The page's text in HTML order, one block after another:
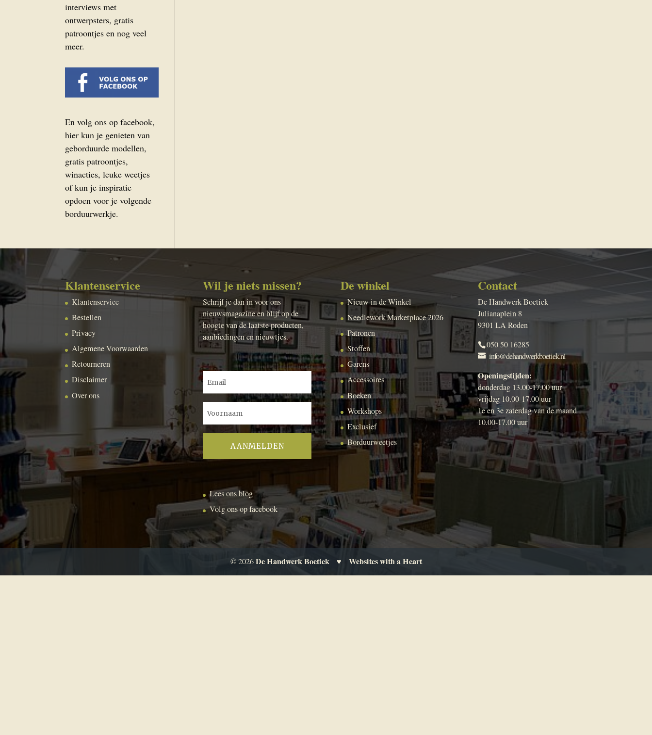
interviews met
ontwerpsters, gratis
patroontjes en nog veel
meer.
En volg ons op facebook,
hier kun je genieten van
geborduurde modellen,
gratis patroontjes,
winacties, leuke weetjes
of kun je inspiratie
opdoen voor je volgende
borduurwerkje.
Klantenservice
Klantenservice
Bestellen
Privacy
Algemene Voorwaarden
Retourneren
Disclaimer
Over ons
Wil je niets missen?
Schrijf je dan in voor ons
nieuwsmagazine en blijf op de
hoogte van de laatste producten,
aanbiedingen en nieuwtjes.
Lees ons blog
Volg ons op facebook
De winkel
Nieuw in de Winkel
Needlework Marketplace 2026
Patronen
Stoffen
Garens
Accessoires
Boeken
Workshops
Exclusief
Borduurweetjes
Contact
De Handwerk Boetiek
Julianaplein 8
9301 LA Roden
050 50 16285
info@dehandwerkboetiek.nl
Openingstijden:
donderdag 13.00-17.00 uur
vrijdag 10.00-17.00 uur
1e en 3e zaterdag van de maand
10.00-17.00 uur
© 2026De Handwerk Boetiek ♥ Websites with a Heart